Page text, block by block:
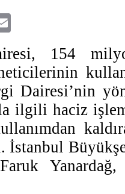
154
Dairesi’nin
ilgili haciz
İstanbul